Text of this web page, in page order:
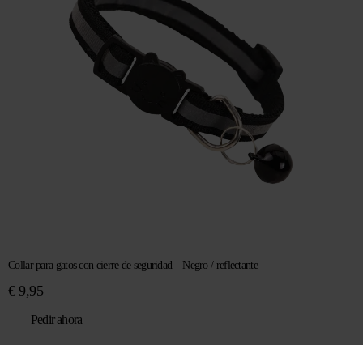
Collar para gatos con cierre de seguridad – Negro / reflectante
€9,95
Pedir ahora